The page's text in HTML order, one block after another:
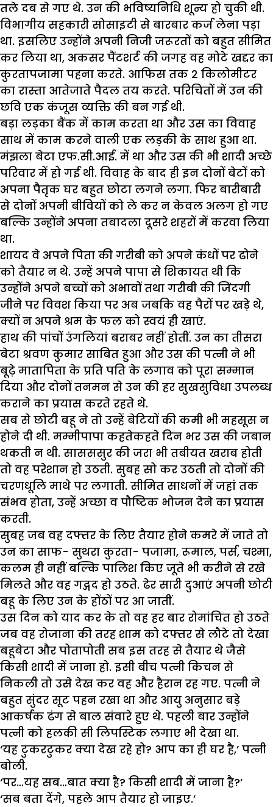
तले दब से गए थे. उन की भविष्यनिधि शून्य हो चुकी थी.
विभागीय सहकारी सोसाइटी से बारबार कर्ज लेना पड़ा
था. इसलिए उन्होंने अपनी निजी जरूरतों को बहुत सीमित
कर लिया था, अकसर पैंटशर्ट की जगह वह मोटे खद्दर का
कुरतापजामा पहना करते. आफिस तक 2 किलोमीटर
का रास्ता आतेजाते पैदल तय करते. परिचितों में उन की
छवि एक कंजूस व्यक्ति की बन गई थी.
बड़ा लड़का बैंक में काम करता था और उस का विवाह
साथ में काम करने वाली एक लड़की के साथ हुआ था.
मंझला बेटा एफ.सी.आई. में था और उस की भी शादी अच्छे
परिवार में हो गई थी. विवाह के बाद ही इन दोनों बेटों को
अपना पैतृक घर बहुत छोटा लगने लगा. फिर बारीबारी
से दोनों अपनी बीवियों को ले कर न केवल अलग हो गए
बल्कि उन्होंने अपना तबादला दूसरे शहरों में करवा लिया
था.
शायद वे अपने पिता की गरीबी को अपने कंधों पर ढोने
को तैयार न थे. उन्हें अपने पापा से शिकायत थी कि
उन्होंने अपने बच्चों को अभावों तथा गरीबी की जिंदगी
जीने पर विवश किया पर अब जबकि वह पैरों पर खड़े थे,
क्यों न अपने श्रम के फल को स्वयं ही खाएं.
हाथ की पांचों उंगलियां बराबर नहीं होतीं. उन का तीसरा
बेटा श्रवण कुमार साबित हुआ और उस की पत्नी ने भी
बूढ़े मातापिता के प्रति पति के लगाव को पूरा सम्मान
दिया और दोनों तनमन से उन की हर सुखसुविधा उपलब्ध
कराने का प्रयास करते रहते थे.
सब से छोटी बहू ने तो उन्हें बेटियों की कमी भी महसूस न
होने दी थी. मम्मीपापा कहतेकहते दिन भर उस की जबान
थकती न थी. सासससुर की जरा भी तबीयत खराब होती
तो वह परेशान हो उठती. सुबह सो कर उठती तो दोनों की
चरणधूलि माथे पर लगाती. सीमित साधनों में जहां तक
संभव होता, उन्हें अच्छा व पौष्टिक भोजन देने का प्रयास
करती.
सुबह जब वह दफ्तर के लिए तैयार होने कमरे में जाते तो
उन का साफ- सुथरा कुरता- पजामा, रूमाल, पर्स, चश्मा,
कलम ही नहीं बल्कि पालिश किए जूते भी करीने से रखे
मिलते और वह गद्गद हो उठते. ढेर सारी दुआएं अपनी छोटी
बहू के लिए उन के होंठों पर आ जातीं.
उस दिन को याद कर के तो वह हर बार रोमांचित हो उठते
जब वह रोजाना की तरह शाम को दफ्तर से लौटे तो देखा
बहूबेटा और पोतापोती सब इस तरह से तैयार थे जैसे
किसी शादी में जाना हो. इसी बीच पत्नी किचन से
निकली तो उसे देख कर वह और हैरान रह गए. पत्नी ने
बहुत सुंदर सूट पहन रखा था और आयु अनुसार बड़े
आकर्षक ढंग से बाल संवारे हुए थे. पहली बार उन्होंने
पत्नी को हलकी सी लिपस्टिक लगाए भी देखा था.
‘यह टुकरटुकर क्या देख रहे हो? आप का ही घर है,’ पत्नी
बोली.
‘पर…यह सब…बात क्या है? किसी शादी में जाना है?’
‘सब बता देंगे, पहले आप तैयार हो जाइए.’